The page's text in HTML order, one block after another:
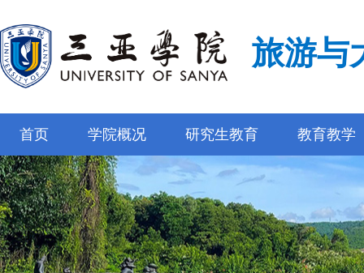
旅游与
首页 学院概况 研究生教育 教育教学